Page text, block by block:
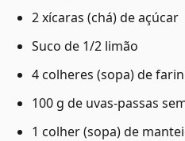
2 xícaras (chá) de açúcar
Suco de 1/2 limão
4 colheres (sopa) de
100 g de uvas-passas
1 colher (sopa) de